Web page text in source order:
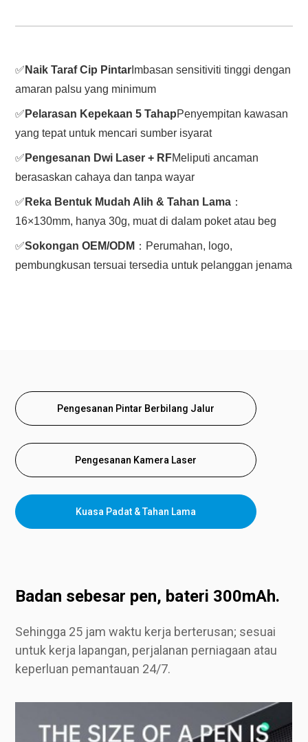
✅ Naik Taraf Cip Pintar Imbasan sensitiviti tinggi dengan
amaran palsu yang minimum
✅ Pelarasan Kepekaan 5 TahapPenyempitan kawasan
yang tepat untuk mencari sumber isyarat
✅ Pengesanan Dwi Laser + RFMeliputi ancaman
berasaskan cahaya dan tanpa wayar
✅ Reka Bentuk Mudah Alih & Tahan Lama ：
16×130mm, hanya 30g, muat di dalam poket atau beg
✅Sokongan OEM/ODM ：Perumahan, logo,
pembungkusan tersuai tersedia untuk pelanggan jenama
Pengesanan Pintar Berbilang Jalur
Pengesanan Kamera Laser
Kuasa Padat & Tahan Lama
Badan sebesar pen, bateri 300mAh.
Sehingga 25 jam waktu kerja berterusan; sesuai
untuk kerja lapangan, perjalanan perniagaan atau
keperluan pemantauan 24/7.